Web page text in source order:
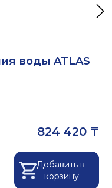
воды ATLAS
824 420 ₸
Добавить в
корзину